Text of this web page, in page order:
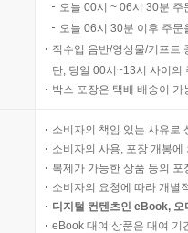
오늘 00시 ~ 06시 30분
오늘 06시 30분 이후 주
직수입 음반/영상물/기프트
단, 당일 00시~13시 사이의
박스 포장은 택배 배송이
소비자의 책임 있는 사유로
소비자의 사용, 포장 개봉
복제가 가능한 상품 등의
소비자의 요청에 따라 개별
디지털 컨텐츠인 eBook,
eBook 대여 상품은 대여 기